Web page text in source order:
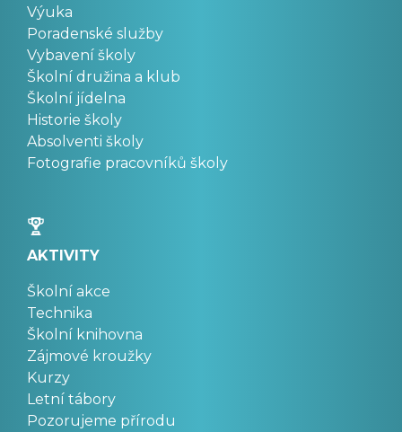
Výuka
Poradenské služby
Vybavení školy
Školní družina a klub
Školní jídelna
Historie školy
Absolventi školy
Fotografie pracovníků školy
AKTIVITY
Školní akce
Technika
Školní knihovna
Zájmové kroužky
Kurzy
Letní tábory
Pozorujeme přírodu